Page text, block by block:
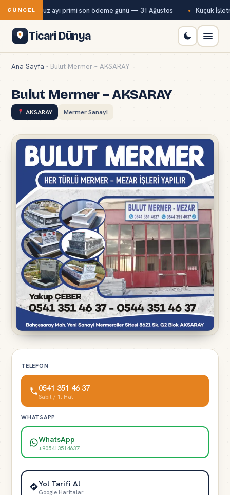
GÜNCEL
Kur temmuz ayı primi son ödeme günü — 31 Ağustos Küçük
Ticari Dünya
Ana Sayfa - Bulut Mermer – AKSARAY
Bulut Mermer – AKSARAY
AKSARAY Mermer Sanayi
TELEFON
0541 351 46 37
Sabit / 1. Hat
WHATSAPP
WhatsApp
+905413514637
Yol Tarifi Al
Google Haritalar